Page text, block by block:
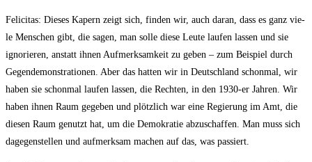
Feli­ci­tas: Die­ses Kapern zeigt sich, fin­den wir, auch dar­an, dass es ganz vie­
le Men­schen gibt, die sagen, man sol­le die­se Leu­te lau­fen las­sen und sie
igno­rie­ren, anstatt ihnen Auf­merk­sam­keit zu geben – zum Bei­spiel durch
Gegen­de­mons­tra­tio­nen. Aber das hat­ten wir in Deutsch­land schon­mal, wir
haben sie schon­mal lau­fen las­sen, die Rech­ten, in den 1930-er Jah­ren. Wir
haben ihnen Raum gege­ben und plötz­lich war eine Regie­rung im Amt, die
die­sen Raum genutzt hat, um die Demo­kra­tie abzu­schaf­fen. Man muss sich
dage­gen­stel­len und auf­merk­sam machen auf das, was passiert.